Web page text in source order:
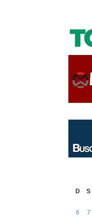
D
S
6
7